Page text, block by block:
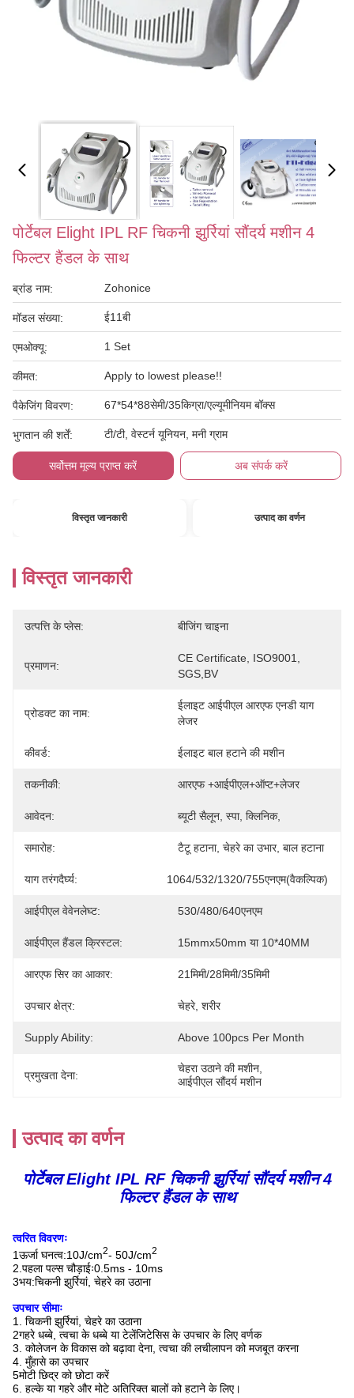
पोर्टेबल Elight IPL RF चिकनी झुर्रियां सौंदर्य मशीन 4
फिल्टर हैंडल के साथ
ब्रांड नाम: Zohonice
मॉडल संख्या: ई11बी
एमओक्यू: 1 Set
कीमत: Apply to lowest please!!
पैकेजिंग विवरण: 67*54*88सेमी/35किग्रा/एल्यूमीनियम बॉक्स
भुगतान की शर्तें: टी/टी, वेस्टर्न यूनियन, मनी ग्राम
सर्वोत्तम मूल्य प्राप्त करें अब संपर्क करें
विस्तृत जानकारी उत्पाद का वर्णन
विस्तृत जानकारी
उत्पत्ति के प्लेस: बीजिंग चाइना
प्रमाणन:
CE Certificate, ISO9001,
SGS,BV
प्रोडक्ट का नाम:
ईलाइट आईपीएल आरएफ एनडी याग
लेजर
कीवर्ड: ईलाइट बाल हटाने की मशीन
तकनीकी: आरएफ +आईपीएल+ऑप्ट+लेजर
आवेदन: ब्यूटी सैलून, स्पा, क्लिनिक,
समारोह: टैटू हटाना, चेहरे का उभार, बाल हटाना
याग तरंगदैर्घ्य: 1064/532/1320/755एनएम(वैकल्पिक)
आईपीएल वेवेनलेघ्ट: 530/480/640एनएम
आईपीएल हैंडल क्रिस्टल: 15mmx50mm या 10*40MM
आरएफ सिर का आकार: 21मिमी/28मिमी/35मिमी
उपचार क्षेत्र: चेहरे, शरीर
Supply Ability: Above 100pcs Per Month
प्रमुखता देना:
चेहरा उठाने की मशीन
आईपीएल सौंदर्य मशीन
उत्पाद का वर्णन
पोर्टेबल Elight IPL RF चिकनी झुर्रियां सौंदर्य मशीन 4
फिल्टर हैंडल के साथ
त्वरित विवरणः
1ऊर्जा घनत्व:10J/cm2- 50J/cm2
2.पहला पल्स चौड़ाईः0.5ms - 10ms
3भय:चिकनी झुर्रियां, चेहरे का उठाना
उपचार सीमाः
1. चिकनी झुर्रियां, चेहरे का उठाना
2गहरे धब्बे, त्वचा के धब्बे या टेलेंजिटेसिस के उपचार के लिए वर्णक
3. कोलेजन के विकास को बढ़ावा देना, त्वचा की लचीलापन को मजबूत करना
4. मुँहासे का उपचार
5मोटी छिद्र को छोटा करें
6. हल्के या गहरे और मोटे अतिरिक्त बालों को हटाने के लिए।